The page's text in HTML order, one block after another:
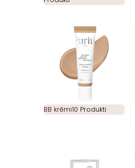
BB krēmi10 Produkti